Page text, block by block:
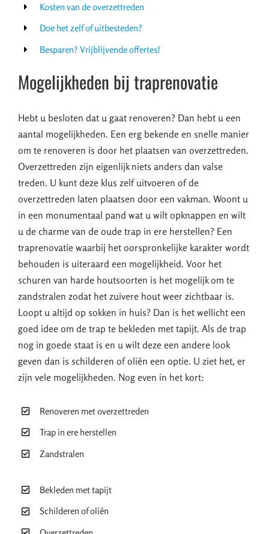
Kosten van de overzettreden
Doe het zelf of uitbesteden?
Besparen? Vrijblijvende offertes!
Mogelijkheden bij traprenovatie
Hebt u besloten dat u gaat renoveren? Dan hebt u een
aantal mogelijkheden. Een erg bekende en snelle manier
om te renoveren is door het plaatsen van overzettreden.
Overzettreden zijn eigenlijk niets anders dan valse
treden. U kunt deze klus zelf uitvoeren of de
overzettreden laten plaatsen door een vakman. Woont u
in een monumentaal pand wat u wilt opknappen en wilt
u de charme van de oude trap in ere herstellen? Een
traprenovatie waarbij het oorspronkelijke karakter wordt
behouden is uiteraard een mogelijkheid. Voor het
schuren van harde houtsoorten is het mogelijk om te
zandstralen zodat het zuivere hout weer zichtbaar is.
Loopt u altijd op sokken in huis? Dan is het wellicht een
goed idee om de trap te bekleden met tapijt. Als de trap
nog in goede staat is en u wilt deze een andere look
geven dan is schilderen of oliën een optie. U ziet het, er
zijn vele mogelijkheden. Nog even in het kort:
Renoveren met overzettreden
Trap in ere herstellen
Zandstralen
Bekleden met tapijt
Schilderen of oliën